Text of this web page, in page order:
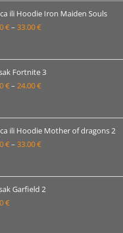
19.00 €
do
ili Hoodie Iron Maiden Souls
€– 33.00€Raspon
19.00 €
do
Fortnite 3
€– 24.00€Raspon
14.00 €
do
ili Hoodie Mother of dragons 2
€– 33.00€Raspon
19.00 €
Garfield 2
€